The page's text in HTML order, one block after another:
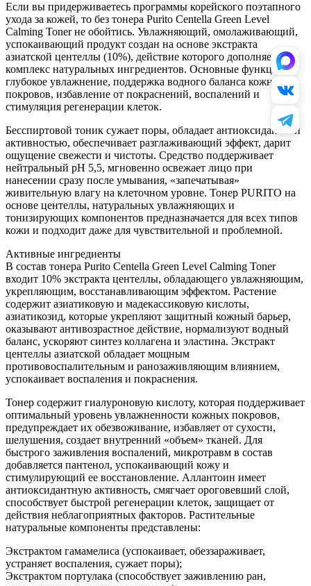
Если вы придерживаетесь программы корейского поэтапного
ухода за кожей, то без тонера Purito Centella Green Level
Calming Toner не обойтись. Увлажняющий, омолаживающий,
успокаивающий продукт создан на основе экстракта
азиатской центеллы (10%), действие которого дополняет
комплекс натуральных ингредиентов. Основные функции –
глубокое увлажнение, поддержка водного баланса кожных
покровов, избавление от покраснений, воспалений и
стимуляция регенерации клеток.
Бесспиртовой тоник сужает поры, обладает антиоксидантной
активностью, обеспечивает разглаживающий эффект, дарит
ощущение свежести и чистоты. Средство поддерживает
нейтральный pH 5,5, мгновенно освежает лицо при
нанесении сразу после умывания, «запечатывая»
живительную влагу на клеточном уровне. Тонер PURITO на
основе центеллы, натуральных увлажняющих и
тонизирующих компонентов предназначается для всех типов
кожи и подходит даже для чувствительной и проблемной.
Активные ингредиенты
В состав тонера Purito Centella Green Level Calming Toner
входит 10% экстракта центеллы, обладающего увлажняющим,
укрепляющим, восстанавливающим эффектом. Растение
содержит азиатиковую и мадекассиковую кислоты,
азиатикозид, которые укрепляют защитный кожный барьер,
оказывают антивозрастное действие, нормализуют водный
баланс, ускоряют синтез коллагена и эластина. Экстракт
центеллы азиатской обладает мощным
противовоспалительным и ранозаживляющим влиянием,
успокаивает воспаления и покраснения.
Тонер содержит гиалуроновую кислоту, которая поддерживает
оптимальный уровень увлажненности кожных покровов,
предупреждает их обезвоживание, избавляет от сухости,
шелушения, создает внутренний «объем» тканей. Для
быстрого заживления воспалений, микротравм в состав
добавляется пантенол, успокаивающий кожу и
стимулирующий ее восстановление. Аллантоин имеет
антиоксидантную активность, смягчает ороговевший слой,
способствует быстрой регенерации клеток, защищает от
действия неблагоприятных факторов. Растительные
натуральные компоненты представлены:
Экстрактом гамамелиса (успокаивает, обеззараживает,
устраняет воспаления, сужает поры);
Экстрактом портулака (способствует заживлению ран,